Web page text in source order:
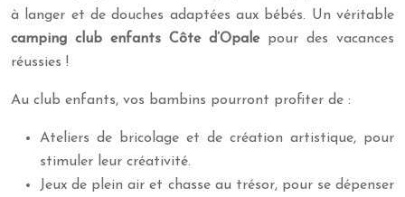
à langer et de douches adaptées aux bébés. Un véritable
camping club enfants Côte d’Opale pour des vacances
réussies !
Au club enfants, vos bambins pourront profiter de :
Ateliers de bricolage et de création artistique, pour
stimuler leur créativité.
Jeux de plein air et chasse au trésor, pour se dépenser